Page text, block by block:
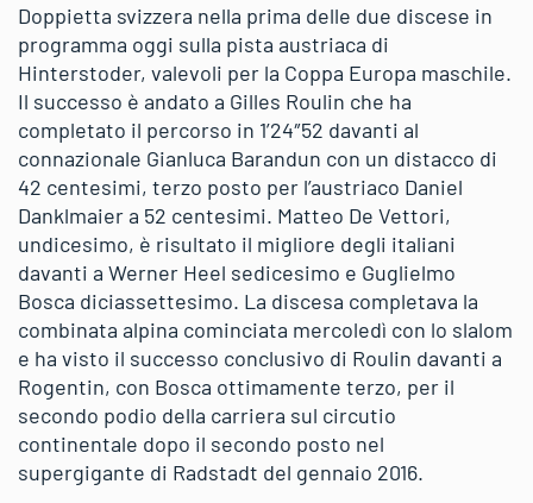
Doppietta svizzera nella prima delle due discese in
programma oggi sulla pista austriaca di
Hinterstoder, valevoli per la Coppa Europa maschile.
Il successo è andato a Gilles Roulin che ha
completato il percorso in 1’24″52 davanti al
connazionale Gianluca Barandun con un distacco di
42 centesimi, terzo posto per l’austriaco Daniel
Danklmaier a 52 centesimi. Matteo De Vettori,
undicesimo, è risultato il migliore degli italiani
davanti a Werner Heel sedicesimo e Guglielmo
Bosca diciassettesimo. La discesa completava la
combinata alpina cominciata mercoledì con lo slalom
e ha visto il successo conclusivo di Roulin davanti a
Rogentin, con Bosca ottimamente terzo, per il
secondo podio della carriera sul circutio
continentale dopo il secondo posto nel
supergigante di Radstadt del gennaio 2016.